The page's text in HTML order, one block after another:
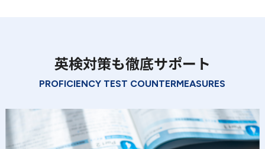
英検対策も徹底サポート
PROFICIENCY TEST COUNTERMEASURES